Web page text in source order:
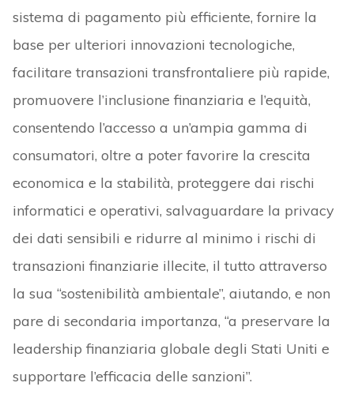
sistema di pagamento più efficiente, fornire la
base per ulteriori innovazioni tecnologiche,
facilitare transazioni transfrontaliere più rapide,
promuovere l’inclusione finanziaria e l’equità,
consentendo l’accesso a un’ampia gamma di
consumatori, oltre a poter favorire la crescita
economica e la stabilità, proteggere dai rischi
informatici e operativi, salvaguardare la privacy
dei dati sensibili e ridurre al minimo i rischi di
transazioni finanziarie illecite, il tutto attraverso
la sua “sostenibilità ambientale”, aiutando, e non
pare di secondaria importanza, “a preservare la
leadership finanziaria globale degli Stati Uniti e
supportare l’efficacia delle sanzioni”.